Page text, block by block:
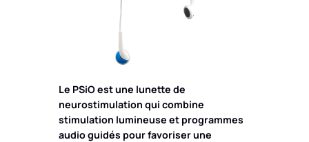
Le PSiO est une lunette de
neurostimulation qui combine
stimulation lumineuse et programmes
audio guidés pour favoriser une